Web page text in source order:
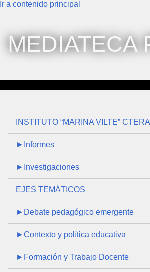
Ir a contenido principal
MEDIATECA
INSTITUTO “MARINA VILTE” CTERA
►Informes
►Investigaciones
EJES TEMÁTICOS
►Debate pedagógico emergente
►Contexto y política educativa
►Formación y Trabajo Docente